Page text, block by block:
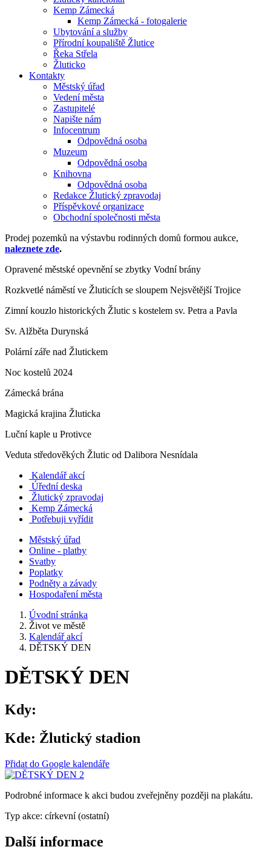
Kemp Zámecká
Kemp Zámecká - fotogalerie
Ubytování a služby
Přírodní koupaliště Žlutice
Řeka Střela
Žluticko
Kontakty
Městský úřad
Vedení města
Zastupitelé
Napište nám
Infocentrum
Odpovědná osoba
Muzeum
Odpovědná osoba
Knihovna
Odpovědná osoba
Redakce Žlutický zpravodaj
Příspěvkové organizace
Obchodní společnosti města
Prodej pozemků na výstavbu rodinných domů formou aukce,
naleznete zde.
Opravené městské opevnění se zbytky Vodní brány
Rozkvetlé náměstí ve Žluticích se sloupem Nejsvětější Trojice
Zimní kouzlo historických Žlutic s kostelem sv. Petra a Pavla
Sv. Alžběta Durynská
Polární záře nad Žlutickem
Noc kostelů 2024
Zámecká brána
Magická krajina Žluticka
Luční kaple u Protivce
Veduta středověkých Žlutic od Dalibora Nesnídala
Kalendář akcí
Úřední deska
Žlutický zpravodaj
Kemp Zámecká
Potřebuji vyřídit
Městský úřad
Online - platby
Svatby
Poplatky
Podněty a závady
Hospodaření města
Úvodní stránka
Život ve městě
Kalendář akcí
DĚTSKÝ DEN
DĚTSKÝ DEN
Kdy:
Kde: Žlutický stadion
Přidat do Google kalendáře
Podrobné informace k akci budou zveřejněny později na plakátu.
Typ akce: církevní (ostatní)
Další informace